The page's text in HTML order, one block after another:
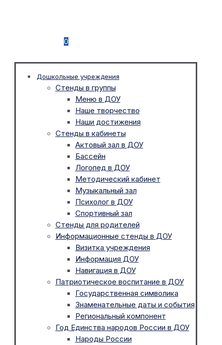
0
Дошкольные учреждения
Стенды в группы
Меню в ДОУ
Наше творчество
Наши достижения
Стенды в кабинеты
Актовый зал в ДОУ
Бассейн
Логопед в ДОУ
Методический кабинет
Музыкальный зал
Психолог в ДОУ
Спортивный зал
Стенды для родителей
Информационные стенды в ДОУ
Визитка учреждения
Информация ДОУ
Навигация в ДОУ
Патриотическое воспитание в ДОУ
Государственная символика
Знаменательные даты и события
Региональный компонент
Год Единства народов России в ДОУ
Народы России